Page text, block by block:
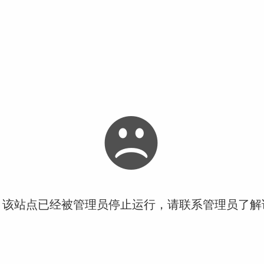
站点已经被管理员停止运行，请联系管理员了